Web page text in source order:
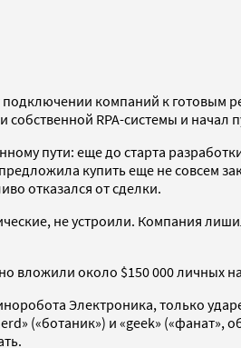
компаний к готовым
RPA-системы и начал
пути: еще до старта
купить еще не совсем
отказался от сделки.
не устроили. Компания
вложили около $150 000 личных
Электроника, только
(«ботаник») и «geek»